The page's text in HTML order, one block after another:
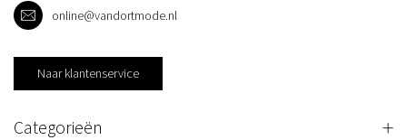
online@vandortmode.nl
Naar klantenservice
Categorieën